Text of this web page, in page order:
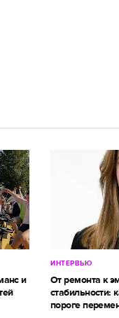
и
ИНТЕРВЬЮ
От ремонта к
стабильности:
пороге